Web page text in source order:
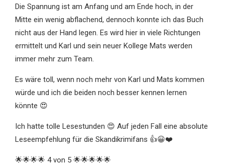
Die Spannung ist am Anfang und am Ende hoch, in der
Mitte ein wenig abflachend, dennoch konnte ich das Buch
nicht aus der Hand legen. Es wird hier in viele Richtungen
ermittelt und Karl und sein neuer Kollege Mats werden
immer mehr zum Team.
Es wäre toll, wenn noch mehr von Karl und Mats kommen
würde und ich die beiden noch besser kennen lernen
könnte 😍
Ich hatte tolle Lesestunden 😍 Auf jeden Fall eine absolute
Leseempfehlung für die Skandikrimifans 👍😀❤️
🌟🌟🌟🌟 4 von 5 🌟🌟🌟🌟🌟